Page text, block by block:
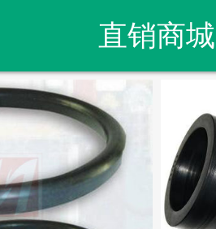
直销商城